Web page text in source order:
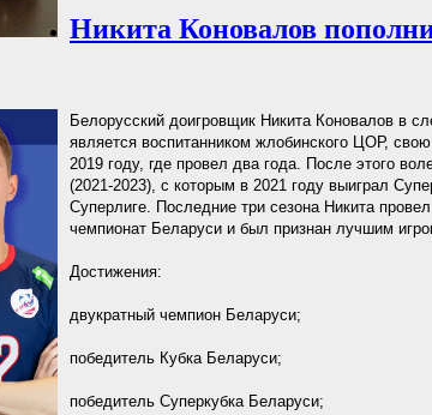
Никита Коновалов
Белорусский доигровщик Никита Коновалов в
является воспитанником жлобинского ЦОР,
2019 году, где провел два года. После этого
(2021-2023), с которым в 2021 году выиграл
Суперлиге. Последние три сезона Никита
чемпионат Беларуси и был признан лучшим
Достижения:
двукратный чемпион Беларуси;
победитель Кубка Беларуси;
победитель Суперкубка Беларуси;